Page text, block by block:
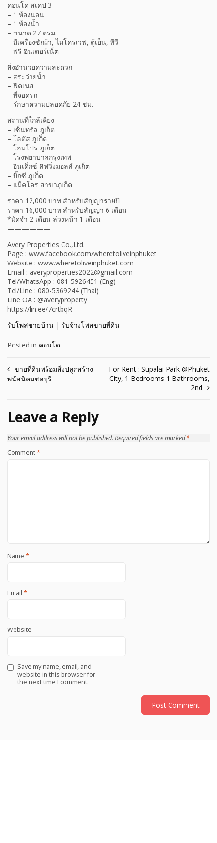
คอนโด สเคป 3
– 1 ห้องนอน
– 1 ห้องนํ้า
– ขนาด 27 ตรม.
– มีเครื่องซักผ้า, ไมโครเวฟ, ตู้เย็น, ทีวี
– ฟรี อินเตอร์เน็ต
สิ่งอำนวยความสะดวก
– สระว่ายน้ำ
– ฟิตเนส
– ที่จอดรถ
– รักษาความปลอดภัย 24 ชม.
สถานที่ใกล้เคียง
– เซ็นทรัล ภูเก็ต
– โลตัส ภูเก็ต
– โฮมโปร ภูเก็ต
– โรงพยาบาลกรุงเทพ
– อินเด็กซ์ ลิฟวิ่งมอลล์ ภูเก็ต
– บิ๊กซี ภูเก็ต
– แม็คโคร สาขาภูเก็ต
ราคา 12,000 บาท สำหรับสัญญารายปี
ราคา 16,000 บาท สำหรับสัญญา 6 เดือน
*มัดจำ 2 เดือน ล่วงหน้า 1 เดือน
——————
Avery Properties Co.,Ltd.
Page : www.facebook.com/wheretoliveinphuket
Website : www.wheretoliveinphuket.com
Email : averyproperties2022@gmail.com
Tel/WhatsApp : 081-5926451 (Eng)
Tel/Line : 080-5369244 (Thai)
Line OA : @averyproperty
https://lin.ee/7crtbqR
รับโพสขายบ้าน | รับจ้างโพสขายที่ดิน
Posted in คอนโด
Post
navigation
ขายที่ดินพร้อมสิ่งปลูกสร้าง
พนัสนิคมชลบุรี
For Rent : Supalai Park @Phuket
City, 1 Bedrooms 1 Bathrooms,
2nd
Leave a Reply
Your email address will not be published. Required fields are marked*
Comment*
Name *
Email *
Website
Save my name, email, and
website in this browser for
the next time I comment.